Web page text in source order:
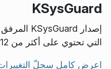
KSysGuard
التي تحتوي على أكثر من 12 نواة معالج.
اعرض كامل سجلّ